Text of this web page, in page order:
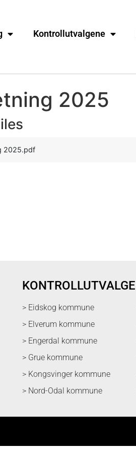
Kontrollutvalgene
2025
2025.pdf
> Eidskog kommune
> Elverum kommune
> Engerdal kommune
> Grue kommune
> Kongsvinger kommune
> Nord-Odal kommune